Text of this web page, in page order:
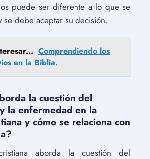
puede ser diferente a lo que se
se debe aceptar su decisión.
Comprendiendo los
en la Biblia.
la cuestión del
la enfermedad en la
y cómo se relaciona con
aborda la cuestión del